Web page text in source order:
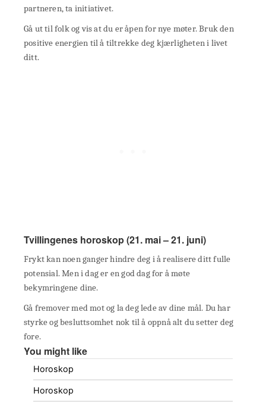
partneren, ta initiativet.
Gå ut til folk og vis at du er åpen for nye møter. Bruk den
positive energien til å tiltrekke deg kjærligheten i livet
ditt.
Tvillingenes horoskop (21. mai – 21. juni)
Frykt kan noen ganger hindre deg i å realisere ditt fulle
potensial. Men i dag er en god dag for å møte
bekymringene dine.
Gå fremover med mot og la deg lede av dine mål. Du har
styrke og besluttsomhet nok til å oppnå alt du setter deg
fore.
You might like
Horoskop
Horoskop